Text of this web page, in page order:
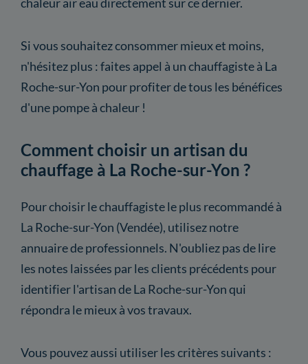
Si vous souhaitez consommer mieux et moins,
n'hésitez plus : faites appel à un chauffagiste à La
Roche-sur-Yon pour profiter de tous les bénéfices
d'une pompe à chaleur !
Comment choisir un artisan du
chauffage à La Roche-sur-Yon ?
Pour choisir le chauffagiste le plus recommandé à
La Roche-sur-Yon (Vendée), utilisez notre
annuaire de professionnels. N'oubliez pas de lire
les notes laissées par les clients précédents pour
identifier l'artisan de La Roche-sur-Yon qui
répondra le mieux à vos travaux.
Vous pouvez aussi utiliser les critères suivants :